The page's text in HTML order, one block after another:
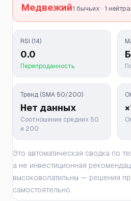
Медвежий1 бычьих · 1
RSI (14)
0.0
Перепроданность
Тренд (SMA 50/200)
Нет данных
Соотношение средних 50
и 200
Это автоматическая сводка по
а не инвестиционная
высоковолатильны — решения
самостоятельно.